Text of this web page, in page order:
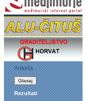
Anketa
Rezultati